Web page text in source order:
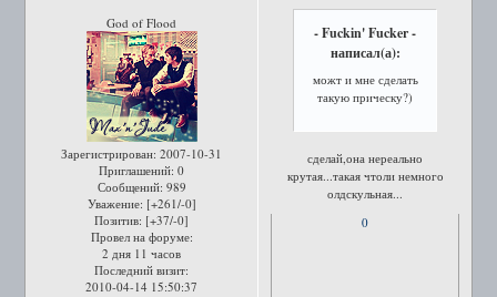
God of Flood
Зарегистрирован: 2007-10-31
Приглашений: 0
Сообщений: 989
Уважение: [+261/-0]
Позитив: [+37/-0]
Провел на форуме:
2 дня 11 часов
Последний визит:
2010-04-14 15:50:37
- Fuckin' Fucker -
написал(а):
можт и мне сделать
такую прическу?)
сделай,она нереально
крутая...такая чтоли немного
олдскульная...
0